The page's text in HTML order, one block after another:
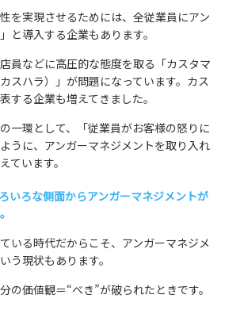
を実現させるためには、全従業員にアン
と導入する企業もあります。
員などに高圧的な態度を取る「カスタマ
スハラ）」が問題になっています。カス
する企業も増えてきました。
一環として、「従業員がお客様の怒りに
うに、アンガーマネジメントを取り入れ
ています。
ろいろな側面からアンガーマネジメントが
いる時代だからこそ、アンガーマネジメ
う現状もあります。
の価値観＝“べき”が破られたときです。